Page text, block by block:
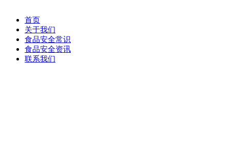
首页
关于我们
食品安全常识
食品安全资讯
联系我们